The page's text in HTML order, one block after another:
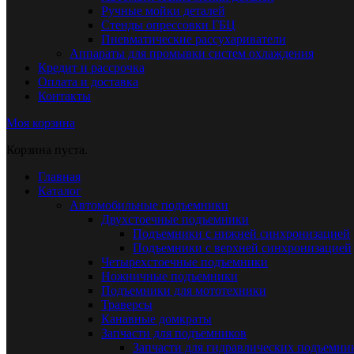
Ручные мойки деталей
Стенды опрессовки ГБЦ
Пневматические рассухариватели
Аппараты для промывки систем охлаждения
Кредит и рассрочка
Оплата и доставка
Контакты
Моя корзина
Корзина пуста.
Главная
Каталог
Автомобильные подъемники
Двухстоечные подъемники
Подъемники с нижней синхронизацией
Подъемники с верхней синхронизацией
Четырехстоечные подъемники
Ножничные подъемники
Подъемники для мототехники
Траверсы
Канавные домкраты
Запчасти для подъемников
Запчасти для гидравлических